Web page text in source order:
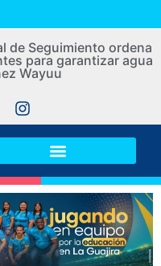
de Seguimiento ordena
para garantizar agua
Wayuu